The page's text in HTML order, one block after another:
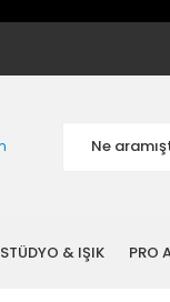
STÜDYO & IŞIK PRO